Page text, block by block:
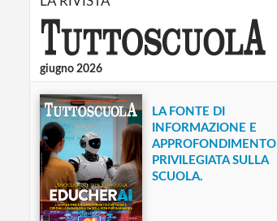
giugno 2026
LA FONTE DI
INFORMAZIONE E
APPROFONDIMENTO
PRIVILEGIATA SULLA
SCUOLA.